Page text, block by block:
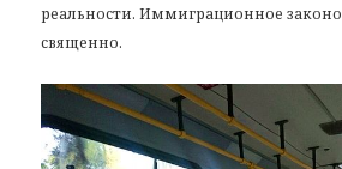
реальности. Иммиграционное
священно.